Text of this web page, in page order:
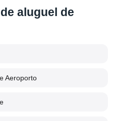
aluguel de
Aeroporto